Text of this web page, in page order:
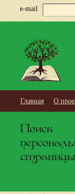
e-mail
Главная О
Поиск
страницы